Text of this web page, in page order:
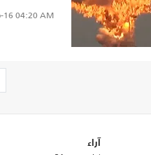
لقطب
1604:20 AM
آراء